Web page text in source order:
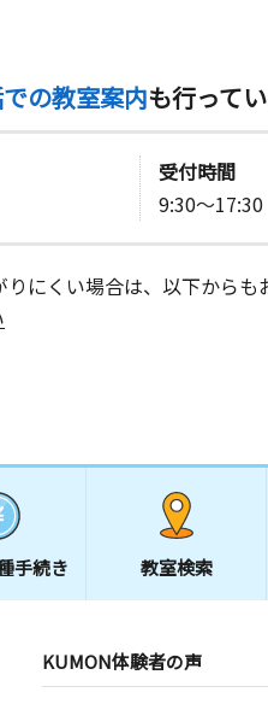
の教室案内も行って
受付時間
9:30～17:30
にくい場合は、以下からも
手続き 教室検索
KUMON体験者の声